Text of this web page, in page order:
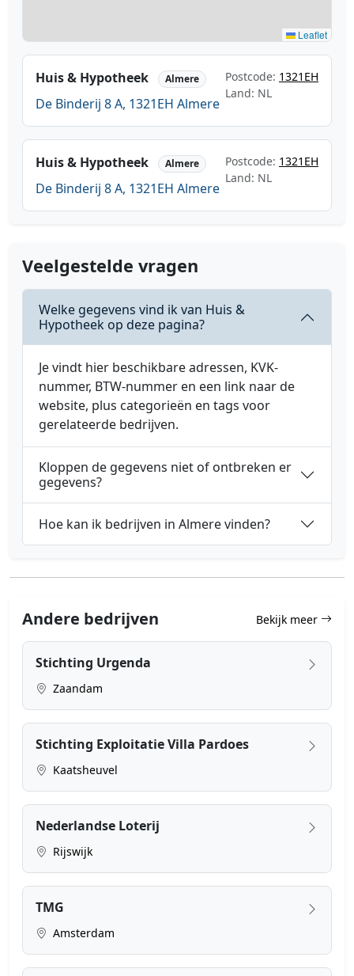
Leaflet
Huis & Hypotheek Almere
De Binderij 8 A, 1321EH Almere
Postcode: 1321EH
Land: NL
Huis & Hypotheek Almere
De Binderij 8 A, 1321EH Almere
Postcode: 1321EH
Land: NL
Veelgestelde vragen
Welke gegevens vind ik van Huis &
Hypotheek op deze pagina?
Je vindt hier beschikbare adressen, KVK-
nummer, BTW-nummer en een link naar de
website, plus categorieën en tags voor
gerelateerde bedrijven.
Kloppen de gegevens niet of ontbreken er
gegevens?
Hoe kan ik bedrijven in Almere vinden?
Andere bedrijven Bekijk meer
Stichting Urgenda
Zaandam
Stichting Exploitatie Villa Pardoes
Kaatsheuvel
Nederlandse Loterij
Rijswijk
TMG
Amsterdam